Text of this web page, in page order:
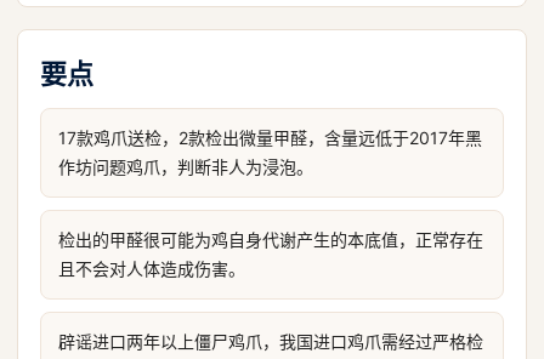
要点
17款鸡爪送检，2款检出微量甲醛，含量远低于2017年黑
作坊问题鸡爪，判断非人为浸泡。
检出的甲醛很可能为鸡自身代谢产生的本底值，正常存在
且不会对人体造成伤害。
辟谣进口两年以上僵尸鸡爪，我国进口鸡爪需经过严格检